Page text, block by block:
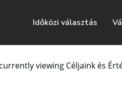
Időközi választás